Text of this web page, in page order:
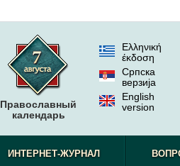
Православный
календарь
Ελληνική
έκδοση
Српска
верзиjа
English
version
ИНТЕРНЕТ-ЖУРНАЛ